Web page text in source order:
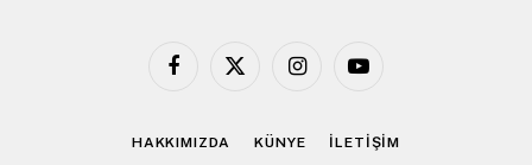
Facebook
X
InstagramYouTube
HAKKIMIZDA KÜNYE İLETİŞİM